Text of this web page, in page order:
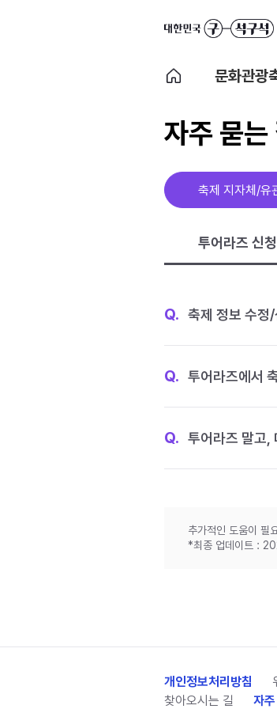
문화관광
자주 묻는
축제 지자체/유
투어라즈 신청
Q. 축제 정보 수정
Q. 투어라즈에서
Q. 투어라즈 말고,
추가적인 도움이 필
*최종 업데이트 :
개인정보처리방침
찾아오시는 길
자